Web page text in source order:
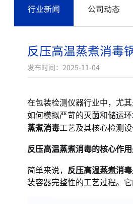
行业新闻 公司动态
反压高温蒸煮消毒
发布时间：2025-11-04
在包装检测仪器行业中，尤
如何模拟严苛的灭菌和储运
蒸煮消毒工艺及其核心检测
反压高温蒸煮消毒的核心作用
简单来说， 反压高温蒸煮消毒
装容器完整性的工艺过程。